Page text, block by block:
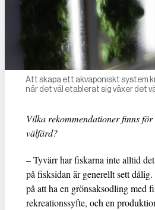
Att skapa ett akvaponiskt system
när det väl etablerat sig växer det
Vilka rekommendationer finns
välfärd?
– Tyvärr har fiskarna inte alltid
på fisksidan är generellt sett
på att ha en grönsaksodling med
rekreationssyfte, och en